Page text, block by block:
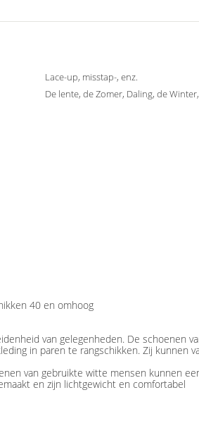
Lace-up, misstap-, enz.
De lente, de Zomer, Daling, de
40 en omhoog
van gelegenheden. De schoenen
in paren te rangschikken. Zij kunnen
van gebruikte witte mensen kunnen
en zijn lichtgewicht en comfortabel